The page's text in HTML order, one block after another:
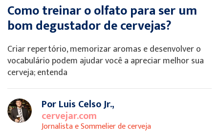
Como treinar o olfato para ser um
bom degustador de cervejas?
Criar repertório, memorizar aromas e desenvolver o
vocabulário podem ajudar você a apreciar melhor sua
cerveja; entenda
Por Luis Celso Jr.,
cervejar.com
Jornalista e Sommelier de cerveja